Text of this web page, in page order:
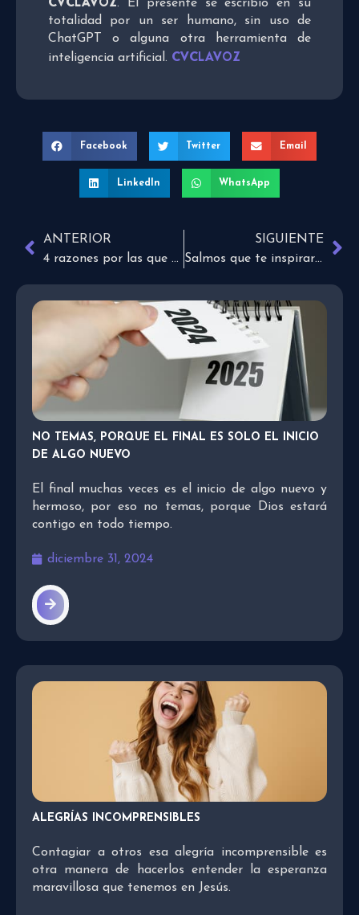
. El presente se escribió en su
totalidad por un ser humano, sin uso de
ChatGPT o alguna otra herramienta de
inteligencia artificial. CVCLAVOZ
Facebook Twitter Email
LinkedIn WhatsApp
ANTERIOR
4 razones por las que retienes líquidos
SIGUIENTE
Salmos que te inspirarán a confiar en Dios
NO TEMAS, PORQUE EL FINAL ES SOLO EL INICIO
DE ALGO NUEVO
El final muchas veces es el inicio de algo nuevo y
hermoso, por eso no temas, porque Dios estará
contigo en todo tiempo.
diciembre 31, 2024
ALEGRÍAS INCOMPRENSIBLES
Contagiar a otros esa alegría incomprensible es
otra manera de hacerlos entender la esperanza
maravillosa que tenemos en Jesús.